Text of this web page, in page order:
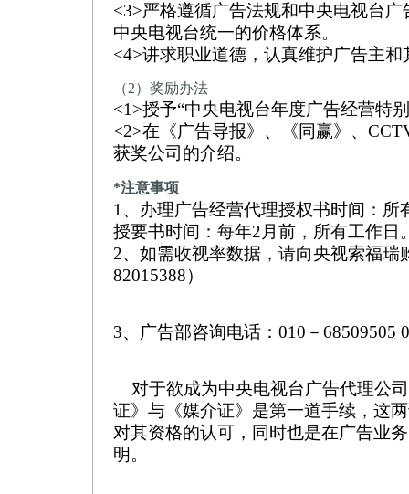
<3>严格遵循广告法规和中央电视台
中央电视台统一的价格体系。
<4>讲求职业道德，认真维护广告主
（2）奖励办法
<1>授予“中央电视台年度广告经营特
<2>在《广告导报》、《同赢》、
获奖公司的介绍。
*注意事项
1、办理广告经营代理授权书时间：所
授要书时间：每年2月前，所有工作日
2、如需收视率数据，请向央视索福瑞
82015388）
3、广告部咨询电话：010－68509505
对于欲成为中央电视台广告代理公
证》与《媒介证》是第一道手续，这
对其资格的认可，同时也是在广告业
明。